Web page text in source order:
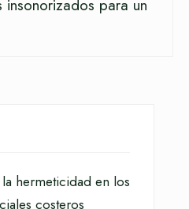
para un
hermeticidad en los
costeros